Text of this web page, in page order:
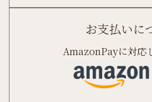
お支払いに
AmazonPayに対応